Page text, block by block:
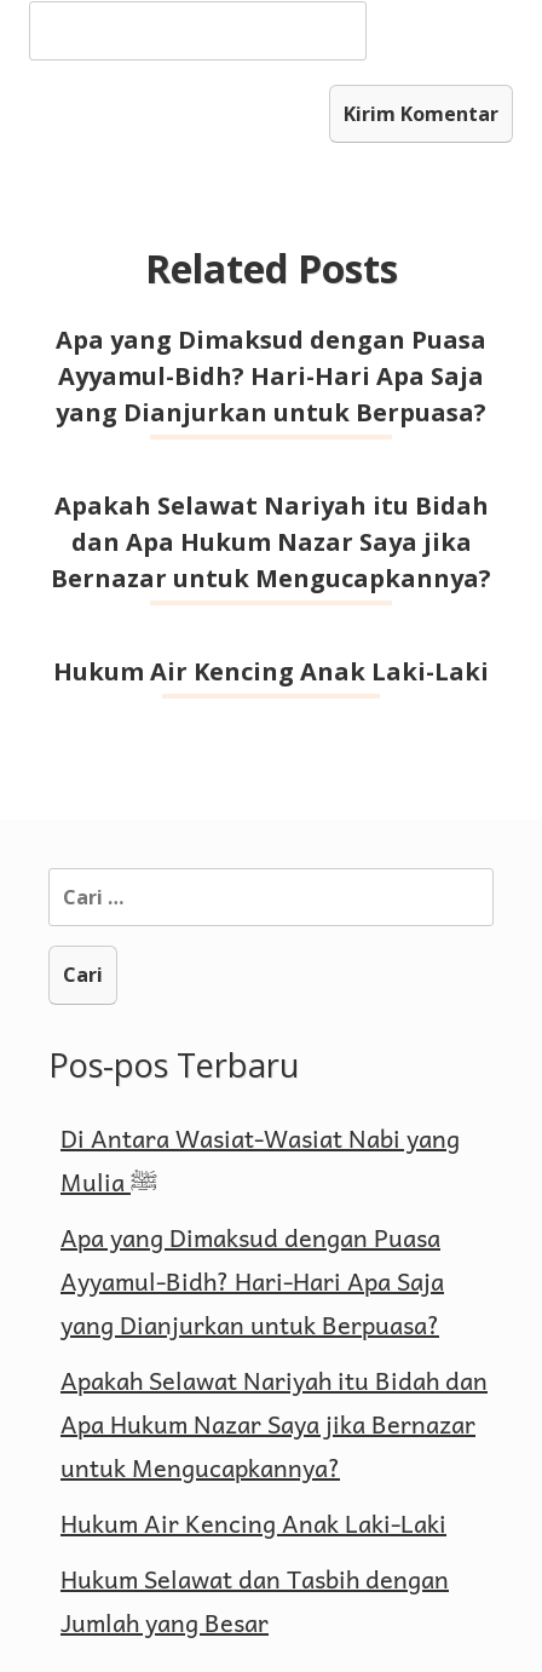
Related Posts
Apa yang Dimaksud dengan Puasa
Ayyamul-Bidh? Hari-Hari Apa Saja
yang Dianjurkan untuk Berpuasa?
Apakah Selawat Nariyah itu Bidah
dan Apa Hukum Nazar Saya jika
Bernazar untuk Mengucapkannya?
Hukum Air Kencing Anak Laki-Laki
Cari
untuk:
Pos-pos Terbaru
Di Antara Wasiat-Wasiat Nabi yang
Mulia ﷺ
Apa yang Dimaksud dengan Puasa
Ayyamul-Bidh? Hari-Hari Apa Saja
yang Dianjurkan untuk Berpuasa?
Apakah Selawat Nariyah itu Bidah dan
Apa Hukum Nazar Saya jika Bernazar
untuk Mengucapkannya?
Hukum Air Kencing Anak Laki-Laki
Hukum Selawat dan Tasbih dengan
Jumlah yang Besar